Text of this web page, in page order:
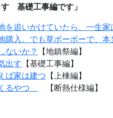
す 基礎工事編です」
を追いかけていたら、一生
購入。でも草ボーボーで、本
ないか？
【地鎮祭編】
出す 【基礎工事編】
ば家は建つ 【上棟編】
るやつ
【断熱仕様編】